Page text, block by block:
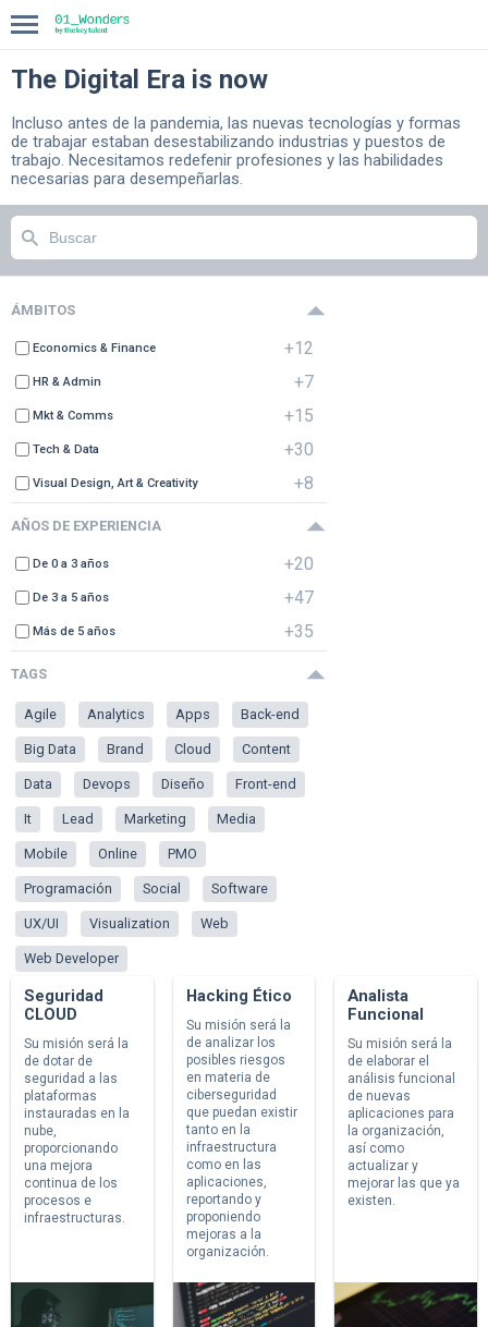
INICIO
COMPASS
The Digital Era is now
Incluso antes de la pandemia, las nuevas tecnologías y formas
de trabajar estaban desestabilizando industrias y puestos de
trabajo. Necesitamos redefenir profesiones y las habilidades
necesarias para desempeñarlas.
ÁMBITOS
Economics & Finance +12
HR & Admin +7
Mkt & Comms +15
Tech & Data +30
Visual Design, Art & Creativity +8
AÑOS DE EXPERIENCIA
De 0 a 3 años +20
De 3 a 5 años +47
Más de 5 años +35
TAGS
Agile Analytics Apps Back-end
Big Data Brand Cloud Content
Data Devops Diseño Front-end
It Lead Marketing Media
Mobile Online PMO
Programación Social Software
UX/UI Visualization Web
Web Developer
Seguridad
CLOUD
Su misión será la
de dotar de
seguridad a las
plataformas
instauradas en la
nube,
proporcionando
una mejora
continua de los
procesos e
infraestructuras.
Hacking Ético
Su misión será la
de analizar los
posibles riesgos
en materia de
ciberseguridad
que puedan existir
tanto en la
infraestructura
como en las
aplicaciones,
reportando y
proponiendo
mejoras a la
organización.
Analista
Funcional
Su misión será la
de elaborar el
análisis funcional
de nuevas
aplicaciones para
la organización,
así como
actualizar y
mejorar las que ya
existen.